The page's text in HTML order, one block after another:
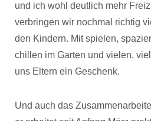
und ich wohl deutlich mehr
verbringen wir nochmal richtig
den Kindern. Mit spielen,
chillen im Garten und vielen,
uns Eltern ein Geschenk.
Und auch das